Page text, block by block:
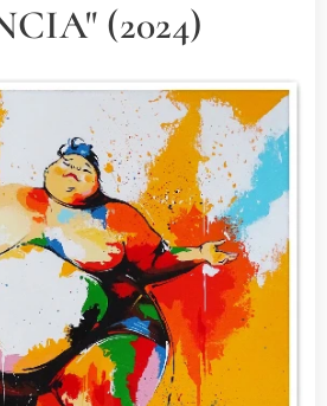
(2024)